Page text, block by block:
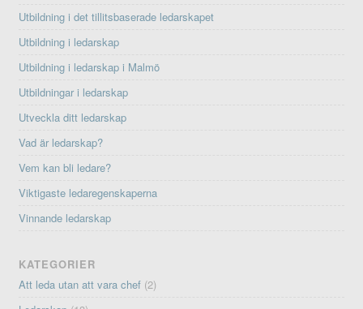
Utbildning i det tillitsbaserade ledarskapet
Utbildning i ledarskap
Utbildning i ledarskap i Malmö
Utbildningar i ledarskap
Utveckla ditt ledarskap
Vad är ledarskap?
Vem kan bli ledare?
Viktigaste ledaregenskaperna
Vinnande ledarskap
KATEGORIER
Att leda utan att vara chef (2)